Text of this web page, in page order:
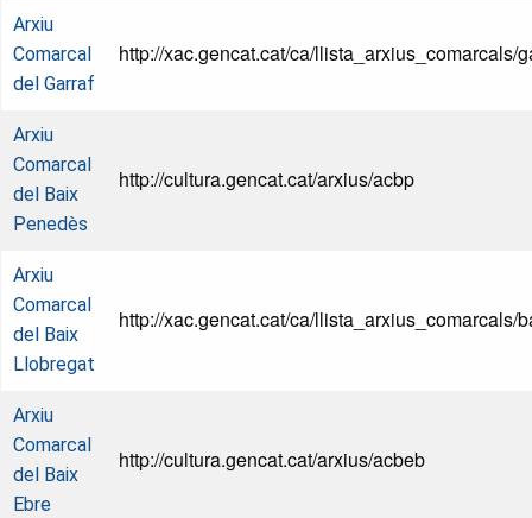
Arxiu
Comarcal
del Garraf
http://xac.gencat.cat/ca/llista_arxius_comarcals/
Arxiu
Comarcal
del Baix
Penedès
http://cultura.gencat.cat/arxius/acbp
Arxiu
Comarcal
del Baix
Llobregat
http://xac.gencat.cat/ca/llista_arxius_comarcals/
Arxiu
Comarcal
del Baix
Ebre
http://cultura.gencat.cat/arxius/acbeb